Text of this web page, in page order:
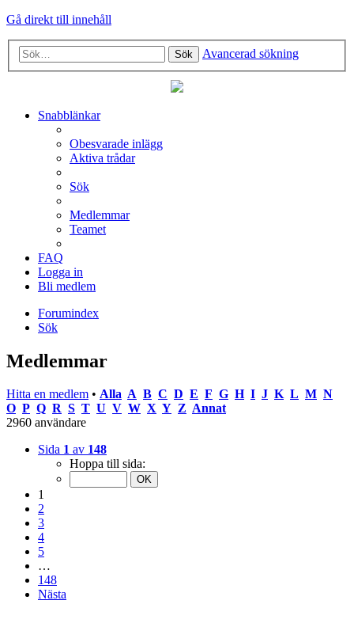
Gå direkt till innehåll
Sök Avancerad sökning
Snabblänkar
Obesvarade inlägg
Aktiva trådar
Sök
Medlemmar
Teamet
FAQ
Logga in
Bli medlem
Forumindex
Sök
Medlemmar
Hitta en medlem • Alla A B C D E F G H I J K L M N
O P Q R S T U V W X Y Z Annat
2960 användare
Sida 1 av 148
Hoppa till sida:
1
2
3
4
5
…
148
Nästa